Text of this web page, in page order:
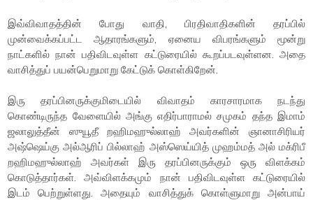
இவ்விவாதத்தின் போது வாதி, பிரதிவாதிகளின் தரப்பில்
முன்வைக்கப்பட்ட ஆதாரங்களும், ஏனைய விபரங்களும் மூன்று
நாட்களில் நான் பதிவிடவுள்ள கட்டுரையில் கூறப்படவுள்ளன. அதை
வாசித்துப் பயன்பெறுமாறு கேட்டுக் கொள்கிறேன்.
இரு தரப்பினருக்குமிடையில் விவாதம் காரசாரமாக நடந்து
கொண்டிருந்த வேளையில் அங்கு எதிர்பாராமல் சமுகம் தந்த இமாம்
ஜலாலுத்தீன் ஸுயூதீ றஹிமஹுல்லாஹ் அவர்களின் ஞானாசிரியர்
அஷ்ஷெய்கு அல்ஆரிப் பில்லாஹ் அஸ்ஸெய்யித் முஹம்மத் அல் மக்ரிபீ
றஹிமஹுல்லாஹ் அவர்கள் இரு தரப்பினருக்கும் ஒரு விளக்கம்
கொடுத்தார்கள். அவ்விளக்கமும் நான் பதிவிடவுள்ள கட்டுரையில்
இடம் பெற்றுள்ளது. அதையும் வாசித்துக் கொள்ளுமாறு அன்பாய்